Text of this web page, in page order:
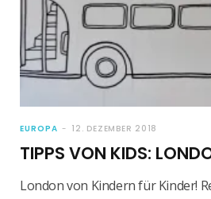
EUROPA 12. DEZEMBER 2018
TIPPS VON KIDS:
London von Kindern für Kinder!